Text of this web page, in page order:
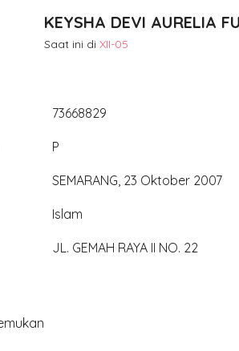
KEYSHA DEVI AURELIA
Saat ini di XII-05
73668829
P
SEMARANG, 23 Oktober 2007
Islam
JL. GEMAH RAYA II NO. 22